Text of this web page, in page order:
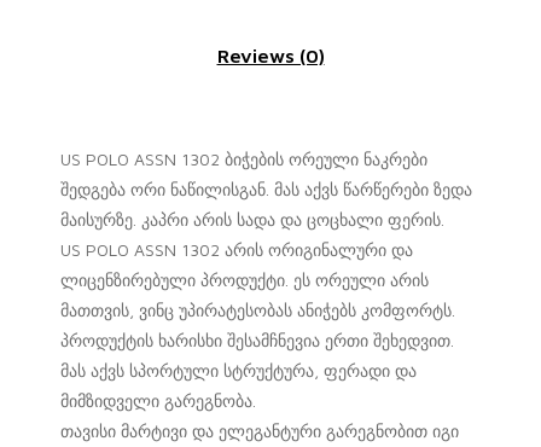
Reviews (0)
US POLO ASSN 1302 ბიჭების ორეული ნაკრები
შედგება ორი ნაწილისგან. მას აქვს წარწერები ზედა
მაისურზე. კაპრი არის სადა და ცოცხალი ფერის.
US POLO ASSN 1302 არის ორიგინალური და
ლიცენზირებული პროდუქტი. ეს ორეული არის
მათთვის, ვინც უპირატესობას ანიჭებს კომფორტს.
პროდუქტის ხარისხი შესამჩნევია ერთი შეხედვით.
მას აქვს სპორტული სტრუქტურა, ფერადი და
მიმზიდველი გარეგნობა.
თავისი მარტივი და ელეგანტური გარეგნობით იგი